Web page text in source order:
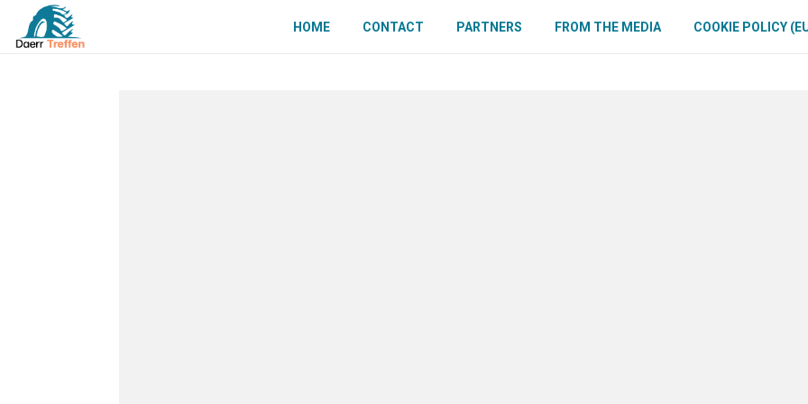
HOME CONTACT PARTNERS FROM THE MEDIA COOKIE POLICY